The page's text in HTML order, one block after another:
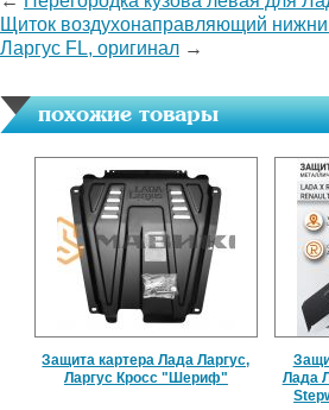
Щиток воздухонаправляющий
Ларгус FL, оригинал →
похожие товары
Защита картера Лада Ларгус,
Ларгус Кросс "Шериф"
Лада